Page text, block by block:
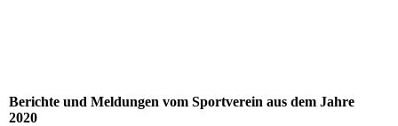
Berichte und Meldungen vom Sportverein aus dem Jahre
2020